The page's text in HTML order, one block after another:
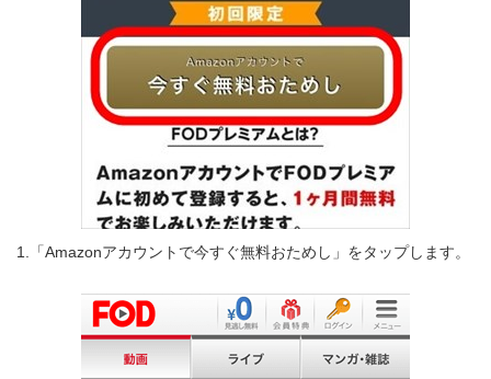
1.「Amazonアカウントで今すぐ無料おためし」をタップします。